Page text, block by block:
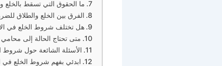
ما الحقوق التي تسقط بالخلع
الفرق بين الخلع والطلاق
هل تختلف شروط الخلع في
متى تحتاج الحالة إلى
الأسئلة الشائعة حول شروط
ابدئي بفهم شروط الخلع في